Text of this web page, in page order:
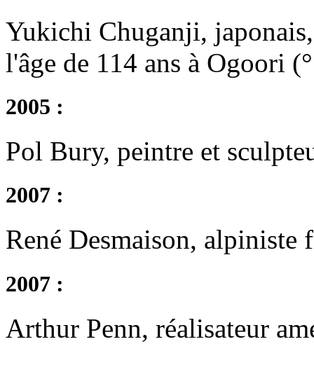
Yukichi Chuganji,
l'âge de 114 ans à Ogoori
2005 :
Pol Bury, peintre et
2007 :
René Desmaison, alpiniste
2007 :
Arthur Penn, réalisateur